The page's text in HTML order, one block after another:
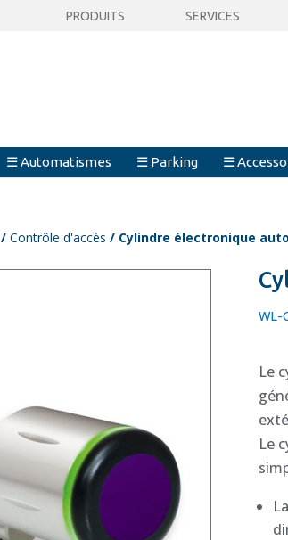
PRODUITS SERVICES
☰ Automatismes ☰ Parking ☰
/Contrôle d'accès / Cylindre électronique
WL-
Le
Le